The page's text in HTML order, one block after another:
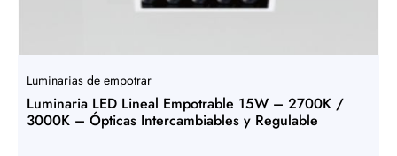
Luminarias de empotrar
Luminaria LED Lineal Empotrable 15W – 2700K /
3000K – Ópticas Intercambiables y Regulable